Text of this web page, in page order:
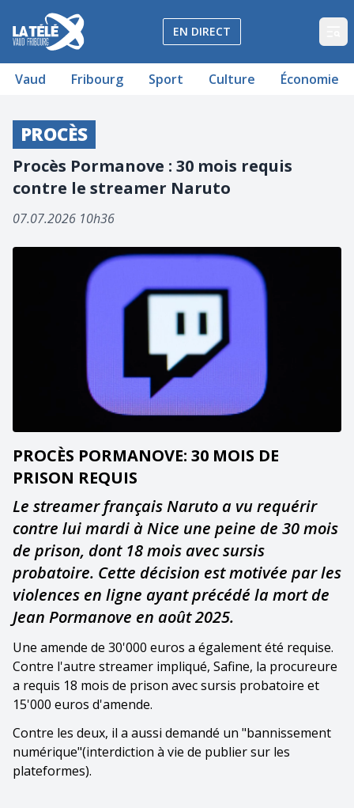
La Télé - Télévision régionale Vaud et Fribourg
EN DIRECT
Vaud Fribourg Sport Culture Économie
PROCÈS
Procès Pormanove : 30 mois requis
contre le streamer Naruto
07.07.2026 10h36
PROCÈS PORMANOVE: 30 MOIS DE
PRISON REQUIS
Le streamer français Naruto a vu requérir
contre lui mardi à Nice une peine de 30 mois
de prison, dont 18 mois avec sursis
probatoire. Cette décision est motivée par les
violences en ligne ayant précédé la mort de
Jean Pormanove en août 2025.
Une amende de 30'000 euros a également été requise.
Contre l'autre streamer impliqué, Safine, la procureure
a requis 18 mois de prison avec sursis probatoire et
15'000 euros d'amende.
Contre les deux, il a aussi demandé un "bannissement
numérique"(interdiction à vie de publier sur les
plateformes).